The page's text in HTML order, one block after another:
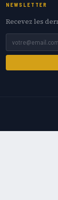
NEWSLETTER
Recevez les